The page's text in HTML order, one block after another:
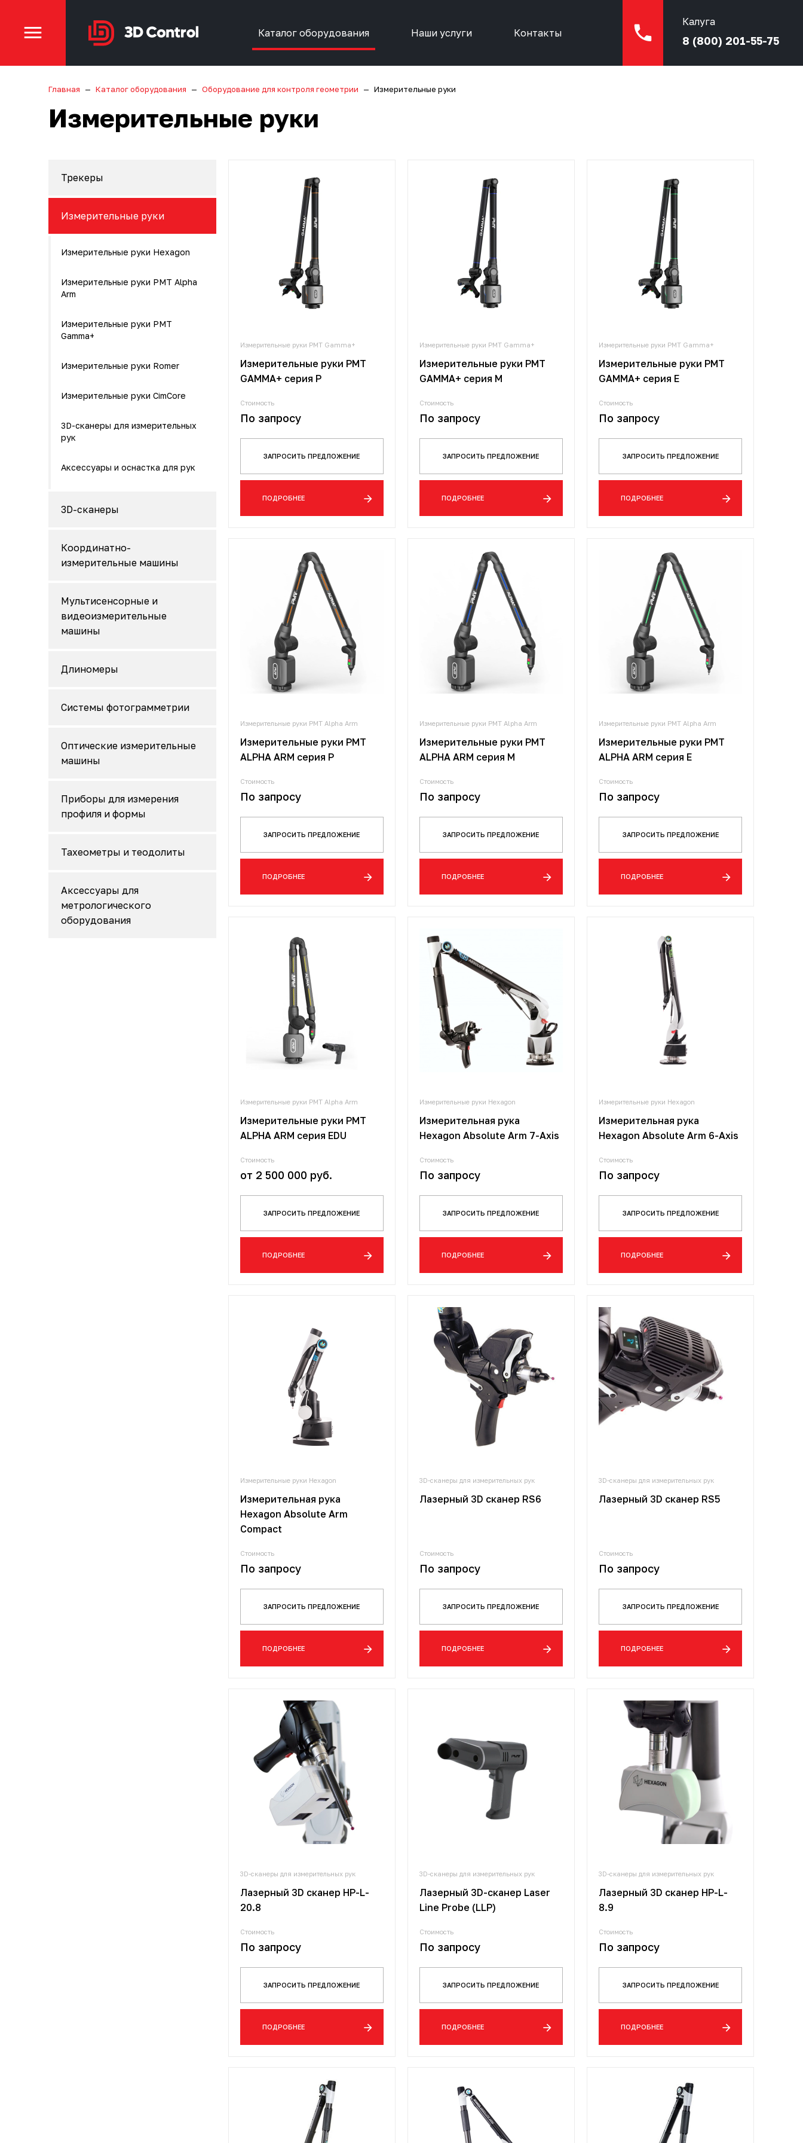
Каталог оборудования Наши услуги Контакты
Калуга
8 (800) 201-55-75
Главная Каталог оборудования Оборудование для контроля геометрии Измерительные руки
Измерительные руки
Трекеры
Измерительные руки
Измерительные руки Hexagon
Измерительные руки PMT Alpha
Arm
Измерительные руки PMT
Gamma+
Измерительные руки Romer
Измерительные руки CimCore
3D-сканеры для измерительных
рук
Аксессуары и оснастка для рук
3D-сканеры
Координатно-
измерительные машины
Мультисенсорные и
видеоизмерительные
машины
Длиномеры
Системы фотограмметрии
Оптические измерительные
машины
Приборы для измерения
профиля и формы
Тахеометры и теодолиты
Аксессуары для
метрологического
оборудования
Измерительные руки PMT Gamma+
Измерительные руки PMT
GAMMA+ серия P
Стоимость
По запросу
ЗАПРОСИТЬ ПРЕДЛОЖЕНИЕ
ПОДРОБНЕЕ
Измерительные руки PMT Gamma+
Измерительные руки PMT
GAMMA+ серия M
Стоимость
По запросу
ЗАПРОСИТЬ ПРЕДЛОЖЕНИЕ
ПОДРОБНЕЕ
Измерительные руки PMT Gamma+
Измерительные руки PMT
GAMMA+ серия E
Стоимость
По запросу
ЗАПРОСИТЬ ПРЕДЛОЖЕНИЕ
ПОДРОБНЕЕ
Измерительные руки PMT Alpha Arm
Измерительные руки PMT
ALPHA ARM серия P
Стоимость
По запросу
ЗАПРОСИТЬ ПРЕДЛОЖЕНИЕ
ПОДРОБНЕЕ
Измерительные руки PMT Alpha Arm
Измерительные руки PMT
ALPHA ARM серия M
Стоимость
По запросу
ЗАПРОСИТЬ ПРЕДЛОЖЕНИЕ
ПОДРОБНЕЕ
Измерительные руки PMT Alpha Arm
Измерительные руки PMT
ALPHA ARM серия E
Стоимость
По запросу
ЗАПРОСИТЬ ПРЕДЛОЖЕНИЕ
ПОДРОБНЕЕ
Измерительные руки PMT Alpha Arm
Измерительные руки PMT
ALPHA ARM серия EDU
Стоимость
от 2 500 000 руб.
ЗАПРОСИТЬ ПРЕДЛОЖЕНИЕ
ПОДРОБНЕЕ
Измерительные руки Hexagon
Измерительная рука
Hexagon Absolute Arm 7-Axis
Стоимость
По запросу
ЗАПРОСИТЬ ПРЕДЛОЖЕНИЕ
ПОДРОБНЕЕ
Измерительные руки Hexagon
Измерительная рука
Hexagon Absolute Arm 6-Axis
Стоимость
По запросу
ЗАПРОСИТЬ ПРЕДЛОЖЕНИЕ
ПОДРОБНЕЕ
Измерительные руки Hexagon
Измерительная рука
Hexagon Absolute Arm
Compact
Стоимость
По запросу
ЗАПРОСИТЬ ПРЕДЛОЖЕНИЕ
ПОДРОБНЕЕ
3D-сканеры для измерительных рук
Лазерный 3D сканер RS6
Стоимость
По запросу
ЗАПРОСИТЬ ПРЕДЛОЖЕНИЕ
ПОДРОБНЕЕ
3D-сканеры для измерительных рук
Лазерный 3D сканер RS5
Стоимость
По запросу
ЗАПРОСИТЬ ПРЕДЛОЖЕНИЕ
ПОДРОБНЕЕ
3D-сканеры для измерительных рук
Лазерный 3D сканер HP-L-
20.8
Стоимость
По запросу
ЗАПРОСИТЬ ПРЕДЛОЖЕНИЕ
ПОДРОБНЕЕ
3D-сканеры для измерительных рук
Лазерный 3D-сканер Laser
Line Probe (LLP)
Стоимость
По запросу
ЗАПРОСИТЬ ПРЕДЛОЖЕНИЕ
ПОДРОБНЕЕ
3D-сканеры для измерительных рук
Лазерный 3D сканер HP-L-
8.9
Стоимость
По запросу
ЗАПРОСИТЬ ПРЕДЛОЖЕНИЕ
ПОДРОБНЕЕ